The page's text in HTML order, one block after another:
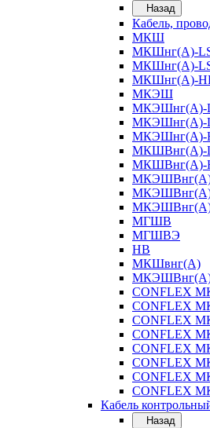
Назад
Кабель,
МКШ
МКШнг(А)-
МКШнг(А)-
МКШнг(А)-
МКЭШ
МКЭШнг(А)-
МКЭШнг(А)-
МКЭШнг(А)-
МКШВнг(A)-
МКШВнг(А)-
МГШВ
МГШВЭ
НВ
МКШвнг(А)
CONFLEX
CONFLEX
CONFLEX
CONFLEX
CONFLEX
CONFLEX
CONFLEX
CONFLEX
Кабель
Назад